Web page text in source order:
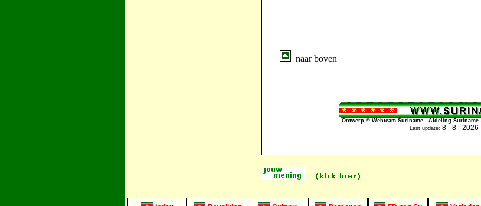
naar boven
Ontwerp © Webteam Suriname - Afdeling
Last update: 8 - 8 -